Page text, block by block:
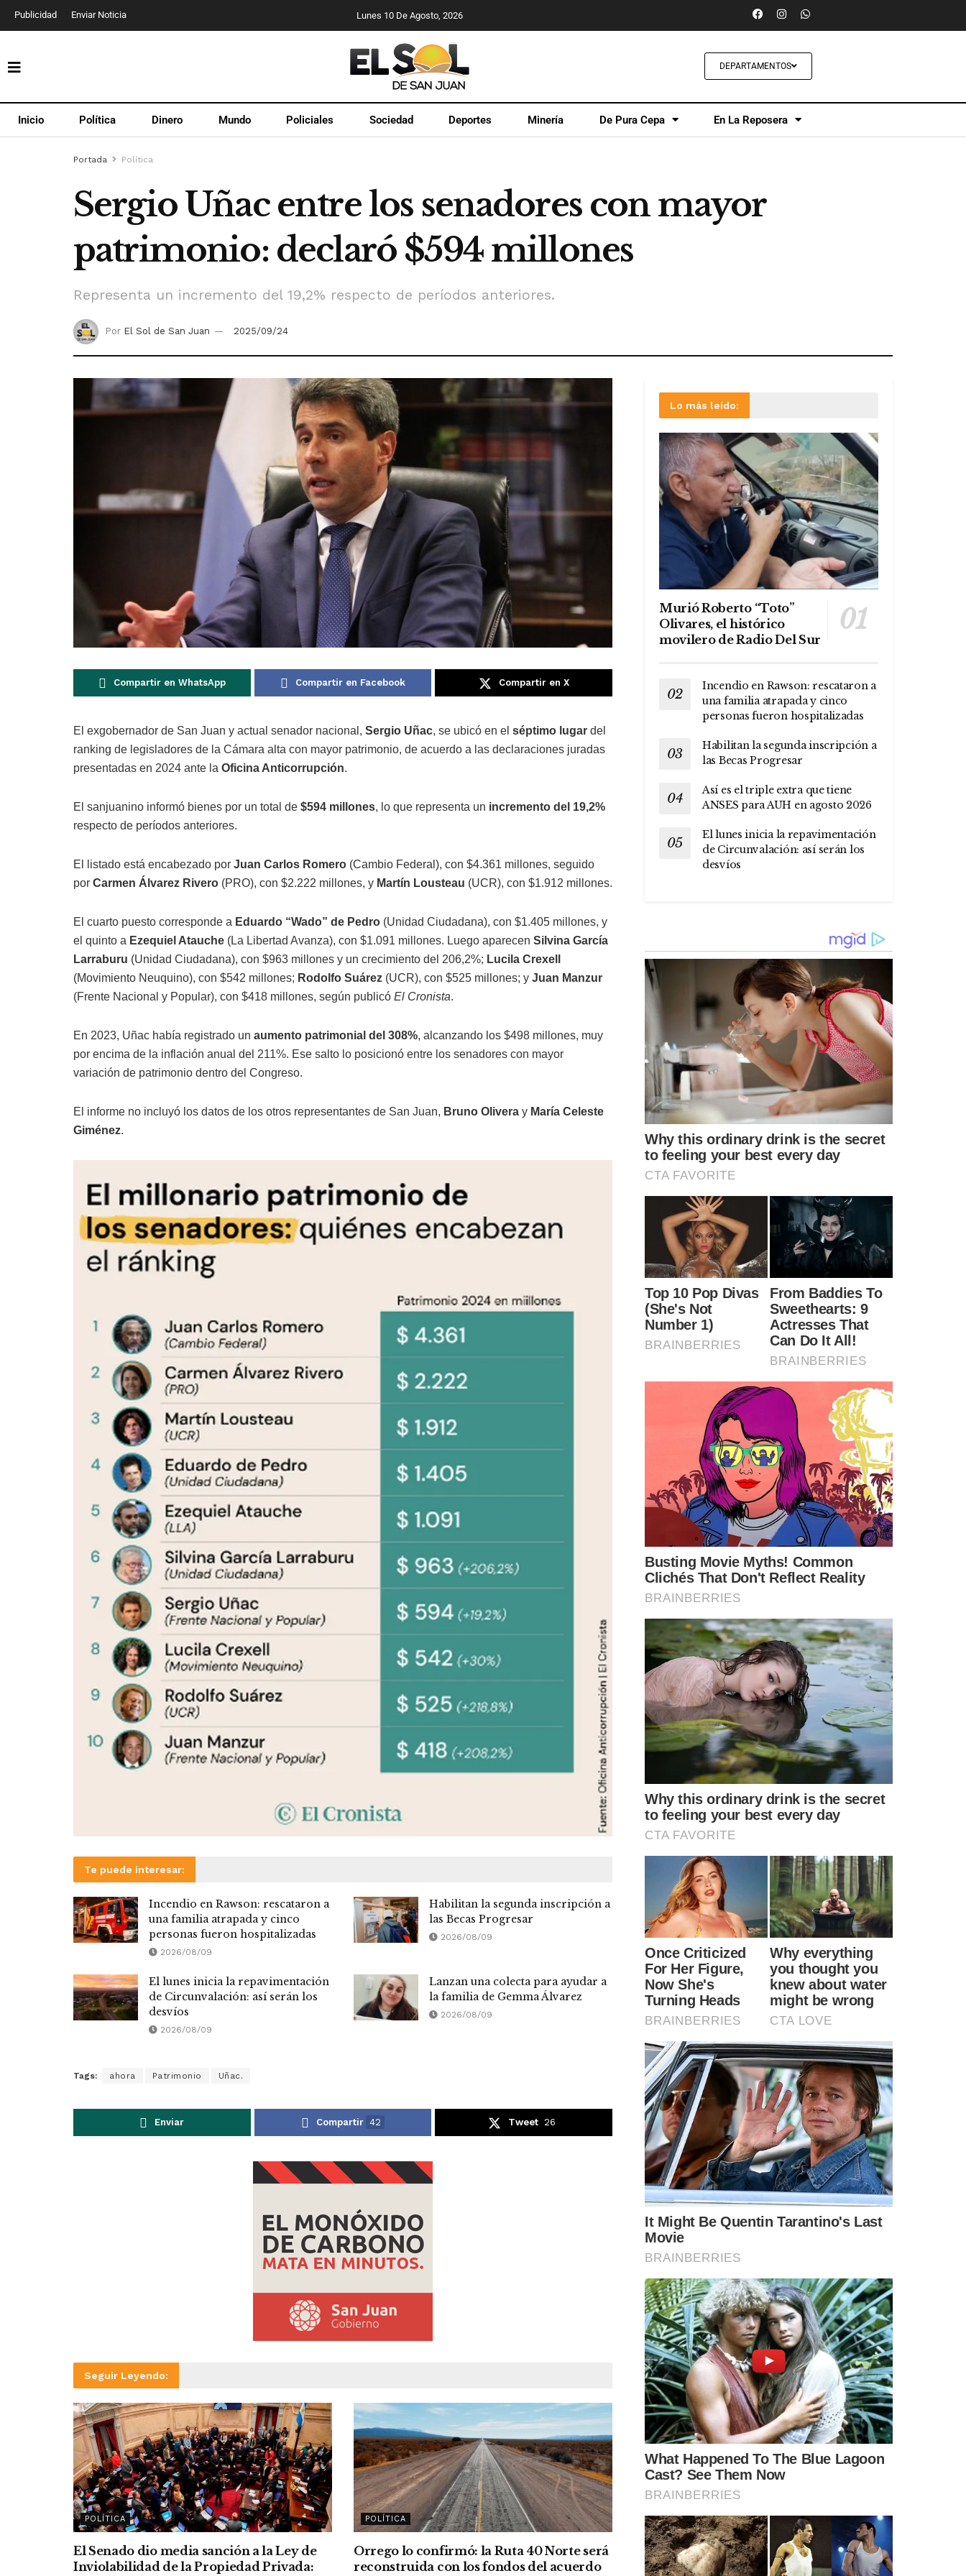
Publicidad Enviar Noticia Lunes 10 De Agosto, 2026
DEPARTAMENTOS
Inicio Política Dinero Mundo Policiales Sociedad Deportes Minería De Pura Cepa En La Reposera
Portada Política
Sergio Uñac entre los senadores con mayor
patrimonio: declaró $594 millones
Representa un incremento del 19,2% respecto de períodos anteriores.
Por El Sol de San Juan 2025/09/24
Compartir en WhatsApp Compartir en Facebook Compartir en X
El exgobernador de San Juan y actual senador nacional, Sergio Uñac, se ubicó en el séptimo lugar del
ranking de legisladores de la Cámara alta con mayor patrimonio, de acuerdo a las declaraciones juradas
presentadas en 2024 ante la Oficina Anticorrupción.
El sanjuanino informó bienes por un total de $594 millones, lo que representa un incremento del 19,2%
respecto de períodos anteriores.
El listado está encabezado por Juan Carlos Romero (Cambio Federal), con $4.361 millones, seguido
por Carmen Álvarez Rivero (PRO), con $2.222 millones, y Martín Lousteau (UCR), con $1.912 millones.
El cuarto puesto corresponde a Eduardo “Wado” de Pedro (Unidad Ciudadana), con $1.405 millones, y
el quinto a Ezequiel Atauche (La Libertad Avanza), con $1.091 millones. Luego aparecen Silvina García
Larraburu (Unidad Ciudadana), con $963 millones y un crecimiento del 206,2%; Lucila Crexell
(Movimiento Neuquino), con $542 millones; Rodolfo Suárez (UCR), con $525 millones; y Juan Manzur
(Frente Nacional y Popular), con $418 millones, según publicó El Cronista.
En 2023, Uñac había registrado un aumento patrimonial del 308%, alcanzando los $498 millones, muy
por encima de la inflación anual del 211%. Ese salto lo posicionó entre los senadores con mayor
variación de patrimonio dentro del Congreso.
El informe no incluyó los datos de los otros representantes de San Juan, Bruno Olivera y María Celeste
Giménez.
Te puede interesar:
Incendio en Rawson: rescataron a
una familia atrapada y cinco
personas fueron hospitalizadas
2026/08/09
Habilitan la segunda inscripción a
las Becas Progresar
2026/08/09
El lunes inicia la repavimentación
de Circunvalación: así serán los
desvíos
2026/08/09
Lanzan una colecta para ayudar a
la familia de Gemma Álvarez
2026/08/09
Tags: ahora Patrimonio Uñac.
Enviar Compartir 42 Tweet 26
Seguir Leyendo:
POLÍTICA
El Senado dio media sanción a la Ley de
Inviolabilidad de la Propiedad Privada:
POLÍTICA
Orrego lo confirmó: la Ruta 40 Norte será
reconstruida con los fondos del acuerdo
Lo más leído:
Murió Roberto “Toto”
Olivares, el histórico
movilero de Radio Del Sur
Incendio en Rawson: rescataron a
una familia atrapada y cinco
personas fueron hospitalizadas
Habilitan la segunda inscripción a
las Becas Progresar
Así es el triple extra que tiene
ANSES para AUH en agosto 2026
El lunes inicia la repavimentación
de Circunvalación: así serán los
desvíos